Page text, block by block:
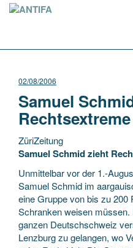
02/08/2006
Samuel
ZüriZeitung
Samuel Schmid zieht
Unmittelbar vor der 1.-
Samuel Schmid im
eine Gruppe von bis zu 200
Schranken weisen
ganzen Deutschschweiz
Lenzburg zu gelangen, wo